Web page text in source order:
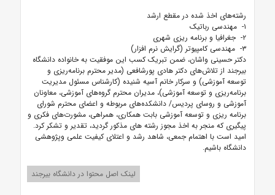
رشته‌های اخذ شده در مقطع ارشد
۱- مهندسی رباتیک
۲- جغرافیا و برنامه ریزی شهری
۳- مهندسی کامپیوتر (گرایش نرم افزار)
دکتر حسینی واشان، ضمن تبریک کسب این موفقیت به خانواده دانشگاه
بیرجند از تلاش‌های دکتر هادی پورشافعی (مدیر محترم برنامه‌ریزی و
توسعه آموزشی) و سرکار خانم آسیه شنیده (کارشناس مسئول مدیریت
برنامه‌ریزی و توسعه آموزشی)، مدیران محترم گروه‌های آموزشی، معاونان
آموزشی و روسای پردیس/ دانشکده‌های مربوطه و اعضای محترم شورای
برنامه ریزی و توسعه آموزشی بابت همکاری، همراهی، مشورت‌های فکری و
پیگیری که منجر به اخذ مجوز رشته های مذکور گردید، تقدیر و تشکر کرد.
امید است با اهتمام جمعی، شاهد رشد و اعتلای کیفیت علمی وپژوهشی
دانشگاه باشیم.
لینک اصل محتوا در دانشگاه بیرجند